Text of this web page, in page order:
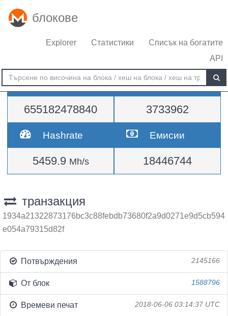
блокове
Explorer Статистики
Списък на богатите
API
Трудност
655182478840
височина
3733962
Hashrate
5459.9 Mh/s
Емисии
18446744
транзакция
1934a21322873176bc3c88febdb73680f2a9d0271e9d5cb594
e054a79315d82f
Потвърждения 2145166
От блок 1588796
Времеви печат 2018-06-06 03:14:37 UTC